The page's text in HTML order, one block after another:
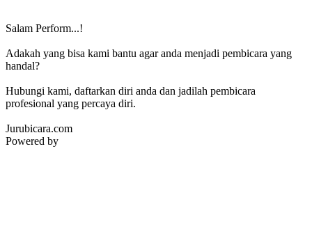
Salam Perform...!
Adakah yang bisa kami bantu agar anda menjadi pembicara yang
handal?
Hubungi kami, daftarkan diri anda dan jadilah pembicara
profesional yang percaya diri.
Jurubicara.com
Powered by